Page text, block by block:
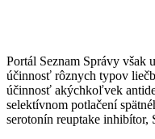
Portál Seznam Správy však
účinnosť rôznych typov
účinnosť akýchkoľvek
selektívnom potlačení
serotonín reuptake inhibítor,